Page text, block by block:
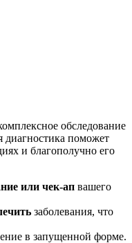
обследование
диагностика поможет
и благополучно его
или чек-ап вашего
заболевания, что
в запущенной форме.